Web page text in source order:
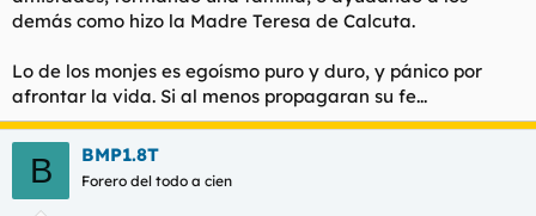
demás como hizo la Madre Teresa de Calcuta.
Lo de los monjes es egoísmo puro y duro, y pánico por
afrontar la vida. Si al menos propagaran su fe...
B BMP1.8T
Forero del todo a cien